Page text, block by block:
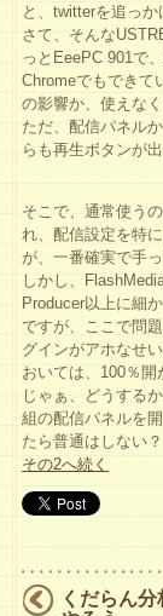
と、twitterを追っか
さて、そんな
っとEeePC 901で
Chromeでもできて
の影響か、使えな
ただ、配信パネル
らも再生ボタンが
そこで、通常使う
れ、配信設定を特
が、一番確実で手
しかし、
Producer以上に細
ですが、ここで問
グインがアホなせ
おいては、100％開
じゃぁ、どうする
組の配信パネルを
たら普通はしない？
その2へ続く
くだらん